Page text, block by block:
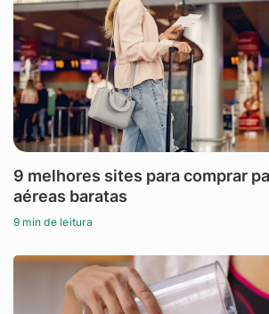
9 melhores sites para comprar
aéreas baratas
9 min de leitura